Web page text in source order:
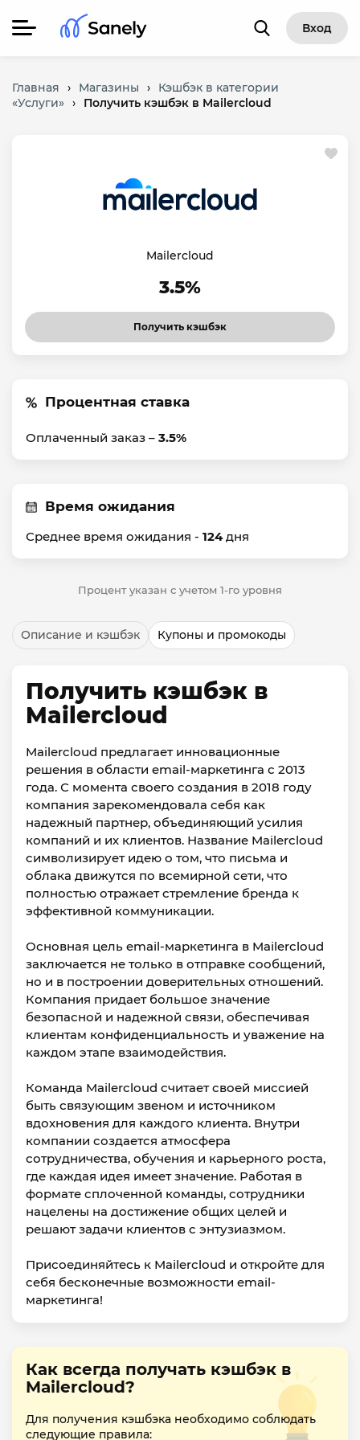
Вход
Главная › Магазины ›
Кэшбэк в категории
«Услуги» › Получить кэшбэк в Mailercloud
Mailercloud
3.5%
Получить кэшбэк
Процентная ставка
Оплаченный заказ – 3.5%
Время ожидания
Среднее время ожидания - 124дня
Процент указан с учетом 1-го уровня
Описание и кэшбэк Купоны и промокоды
Получить кэшбэк в
Mailercloud
Mailercloud предлагает инновационные
решения в области email-маркетинга с 2013
года. С момента своего создания в 2018 году
компания зарекомендовала себя как
надежный партнер, объединяющий усилия
компаний и их клиентов. Название Mailercloud
символизирует идею о том, что письма и
облака движутся по всемирной сети, что
полностью отражает стремление бренда к
эффективной коммуникации.
Основная цель email-маркетинга в Mailercloud
заключается не только в отправке сообщений,
но и в построении доверительных отношений.
Компания придает большое значение
безопасной и надежной связи, обеспечивая
клиентам конфиденциальность и уважение на
каждом этапе взаимодействия.
Команда Mailercloud считает своей миссией
быть связующим звеном и источником
вдохновения для каждого клиента. Внутри
компании создается атмосфера
сотрудничества, обучения и карьерного роста,
где каждая идея имеет значение. Работая в
формате сплоченной команды, сотрудники
нацелены на достижение общих целей и
решают задачи клиентов с энтузиазмом.
Присоединяйтесь к Mailercloud и откройте для
себя бесконечные возможности email-
маркетинга!
Как всегда получать кэшбэк в
Mailercloud?
Для получения кэшбэка необходимо соблюдать
следующие правила: